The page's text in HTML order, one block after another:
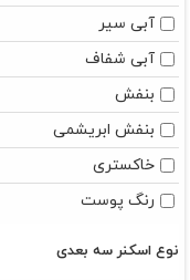
آبی سیر
آبی شفاف
بنفش
بنفش ابریشمی
خاکستری
رنگ پوست
نوع اسکنر سه بعدی